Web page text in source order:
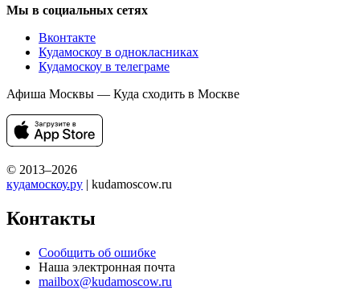
Мы в социальных сетях
Вконтакте
Кудамоскоу в однокласниках
Кудамоскоу в телеграме
Афиша Москвы — Куда сходить в Москве
© 2013–2026
кудамоскоу.ру | kudamoscow.ru
Контакты
Сообщить об ошибке
Наша электронная почта
mailbox@kudamoscow.ru